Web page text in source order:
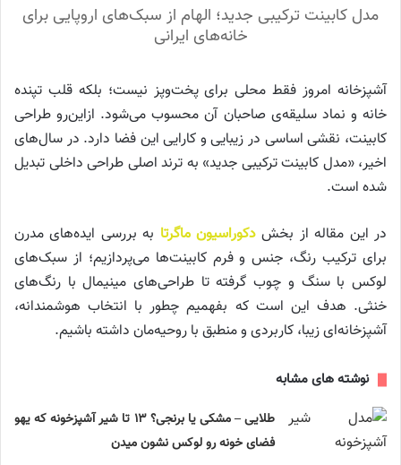
مدل کابینت ترکیبی جدید؛ الهام از سبک‌های اروپایی برای
خانه‌های ایرانی
آشپزخانه امروز فقط محلی برای پخت‌وپز نیست؛ بلکه قلب تپنده
خانه و نماد سلیقه‌ی صاحبان آن محسوب می‌شود. ازاین‌رو طراحی
کابینت، نقشی اساسی در زیبایی و کارایی این فضا دارد. در سال‌های
اخیر، «مدل کابینت ترکیبی جدید» به ترند اصلی طراحی داخلی تبدیل
شده است.
در این مقاله از بخش دکوراسیون ماگرتا به بررسی ایده‌های مدرن
برای ترکیب رنگ، جنس و فرم کابینت‌ها می‌پردازیم؛ از سبک‌های
لوکس با سنگ و چوب گرفته تا طراحی‌های مینیمال با رنگ‌های
خنثی. هدف این است که بفهمیم چطور با انتخاب هوشمندانه،
آشپزخانه‌ای زیبا، کاربردی و منطبق با روحیه‌مان داشته باشیم.
نوشته های مشابه
طلایی – مشکی یا برنجی؟ ۱۳ تا شیر آشپزخونه که یهو
فضای خونه رو لوکس نشون میدن